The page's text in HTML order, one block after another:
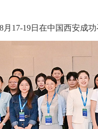
17-19日在中国西安成